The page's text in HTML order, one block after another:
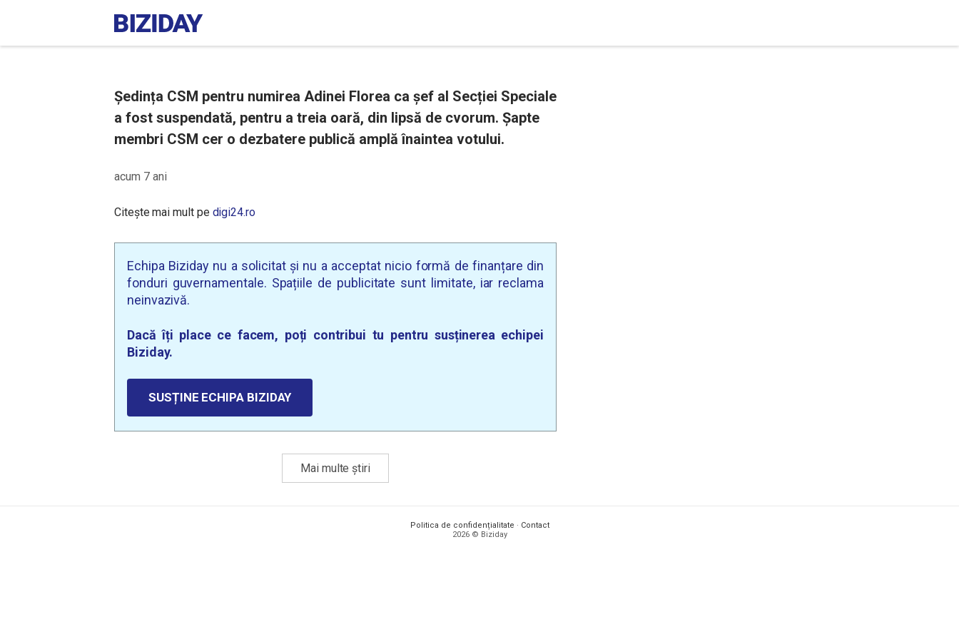
Ședința CSM pentru numirea Adinei Florea ca șef al Secției Speciale
a fost suspendată, pentru a treia oară, din lipsă de cvorum. Șapte
membri CSM cer o dezbatere publică amplă înaintea votului.
acum 7 ani
Citește mai mult pe digi24.ro
Echipa Biziday nu a solicitat și nu a acceptat nicio formă de finanțare din
fonduri guvernamentale. Spațiile de publicitate sunt limitate, iar reclama
neinvazivă.
Dacă îți place ce facem, poți contribui tu pentru susținerea echipei
Biziday.
SUSȚINE ECHIPA BIZIDAY
Mai multe știri
Politica de confidențialitate · Contact
2026 © Biziday